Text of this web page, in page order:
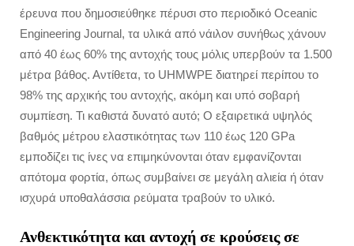
έρευνα που δημοσιεύθηκε πέρυσι στο περιοδικό Oceanic
Engineering Journal, τα υλικά από νάιλον συνήθως χάνουν
από 40 έως 60% της αντοχής τους μόλις υπερβούν τα 1.500
μέτρα βάθος. Αντίθετα, το UHMWPE διατηρεί περίπου το
98% της αρχικής του αντοχής, ακόμη και υπό σοβαρή
συμπίεση. Τι καθιστά δυνατό αυτό; Ο εξαιρετικά υψηλός
βαθμός μέτρου ελαστικότητας των 110 έως 120 GPa
εμποδίζει τις ίνες να επιμηκύνονται όταν εμφανίζονται
απότομα φορτία, όπως συμβαίνει σε μεγάλη αλιεία ή όταν
ισχυρά υποθαλάσσια ρεύματα τραβούν το υλικό.
Ανθεκτικότητα και αντοχή σε κρούσεις σε